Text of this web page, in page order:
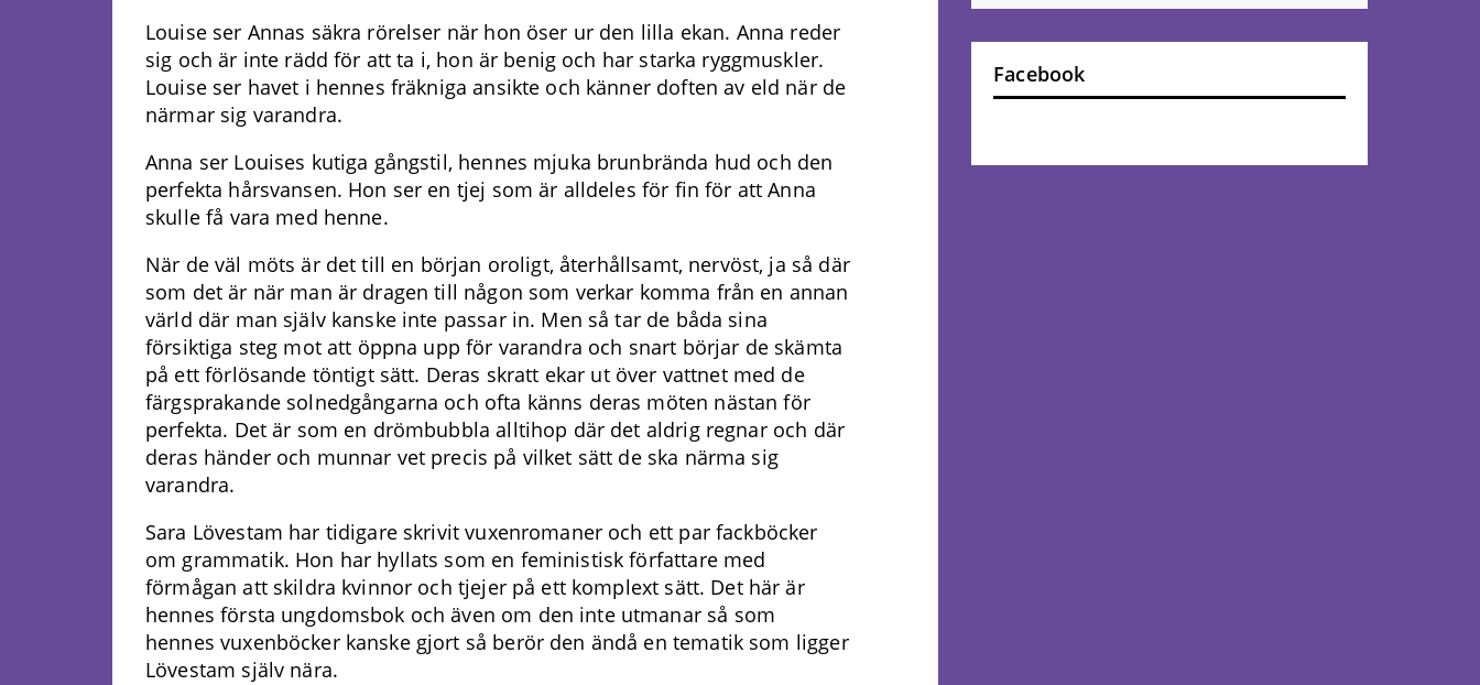
Louise ser Annas säkra rörelser när hon öser ur den lilla ekan. Anna reder
sig och är inte rädd för att ta i, hon är benig och har starka ryggmuskler.
Louise ser havet i hennes fräkniga ansikte och känner doften av eld när de
närmar sig varandra.
Anna ser Louises kutiga gångstil, hennes mjuka brunbrända hud och den
perfekta hårsvansen. Hon ser en tjej som är alldeles för fin för att Anna
skulle få vara med henne.
När de väl möts är det till en början oroligt, återhållsamt, nervöst, ja så där
som det är när man är dragen till någon som verkar komma från en annan
värld där man själv kanske inte passar in. Men så tar de båda sina
försiktiga steg mot att öppna upp för varandra och snart börjar de skämta
på ett förlösande töntigt sätt. Deras skratt ekar ut över vattnet med de
färgsprakande solnedgångarna och ofta känns deras möten nästan för
perfekta. Det är som en drömbubbla alltihop där det aldrig regnar och där
deras händer och munnar vet precis på vilket sätt de ska närma sig
varandra.
Sara Lövestam har tidigare skrivit vuxenromaner och ett par fackböcker
om grammatik. Hon har hyllats som en feministisk författare med
förmågan att skildra kvinnor och tjejer på ett komplext sätt. Det här är
hennes första ungdomsbok och även om den inte utmanar så som
hennes vuxenböcker kanske gjort så berör den ändå en tematik som ligger
Lövestam själv nära.
Facebook